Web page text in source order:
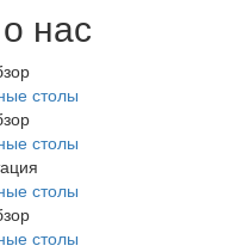
нас
столы
столы
столы
столы